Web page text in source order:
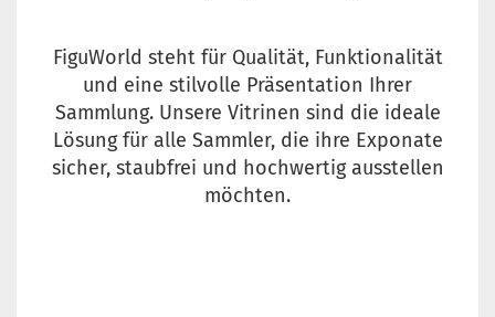
FiguWorld steht für Qualität, Funktionalität
und eine stilvolle Präsentation Ihrer
Sammlung. Unsere Vitrinen sind die ideale
Lösung für alle Sammler, die ihre Exponate
sicher, staubfrei und hochwertig ausstellen
möchten.